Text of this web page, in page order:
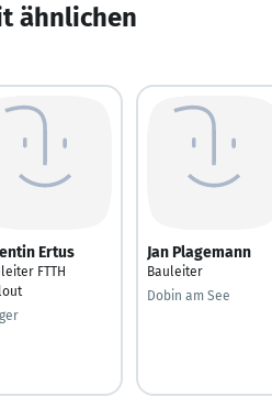
ähnlichen
Ertus
FTTH
Jan Plagemann
Bauleiter
Dobin am See